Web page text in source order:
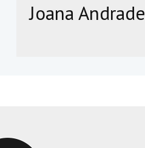
Joana Andrade